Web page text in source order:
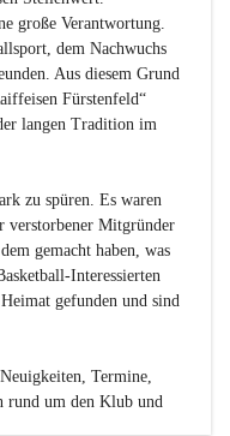
große Verantwortung.
dem Nachwuchs
Aus diesem Grund
Fürstenfeld“
langen Tradition im
zu spüren. Es waren
verstorbener Mitgründer
gemacht haben, was
Interessierten
gefunden und sind
Termine,
rund um den Klub und